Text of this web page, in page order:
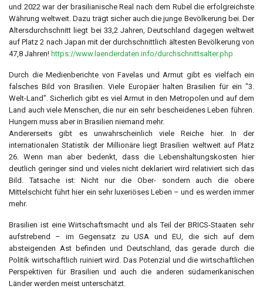
und 2022 war der brasilianische Real nach dem Rubel die erfolgreichste
Währung weltweit. Dazu trägt sicher auch die junge Bevölkerung bei. Der
Altersdurchschnitt liegt bei 33,2 Jahren, Deutschland dagegen weltweit
auf Platz 2 nach Japan mit der durchschnittlich ältesten Bevölkerung von
47,8 Jahren! https://www.laenderdaten.info/durchschnittsalter.php
Durch die Medienberichte von Favelas und Armut gibt es vielfach ein
falsches Bild von Brasilien. Viele Europäer halten Brasilien für ein "3.
Welt-Land". Sicherlich gibt es viel Armut in den Metropolen und auf dem
Land auch viele Menschen, die nur ein sehr bescheidenes Leben führen.
Hungern muss aber in Brasilien niemand mehr.
Andererseits gibt es unwahrscheinlich viele Reiche hier. In der
internationalen Statistik der Millionäre liegt Brasilien weltweit auf Platz
26. Wenn man aber bedenkt, dass die Lebenshaltungskosten hier
deutlich geringer sind und vieles nicht deklariert wird relativiert sich das
Bild. Tatsache ist: Nicht nur die Ober- sondern auch die obere
Mittelschicht führt hier ein sehr luxeriöses Leben – und es werden immer
mehr.
Brasilien ist eine Wirtschaftsmacht und als Teil der BRICS-Staaten sehr
aufstrebend – im Gegensatz zu USA und EU, die sich auf dem
absteigenden Ast befinden und Deutschland, das gerade durch die
Politik wirtschaftlich ruiniert wird. Das Potenzial und die wirtschaftlichen
Perspektiven für Brasilien und auch die anderen südamerikanischen
Länder werden meist unterschätzt.